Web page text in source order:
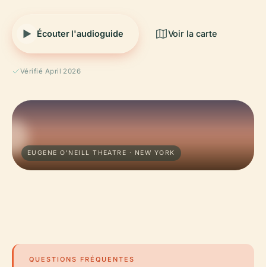
Écouter l'audioguide Voir la carte
Vérifié April 2026
EUGENE O'NEILL THEATRE · NEW YORK
QUESTIONS FRÉQUENTES